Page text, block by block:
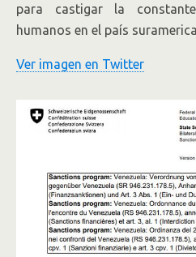
para castigar la
humanos en el país
Ver imagen en Twitter